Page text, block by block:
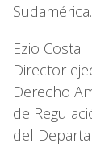
Sudamérica.
Ezio Costa
Director
Derecho
de
del